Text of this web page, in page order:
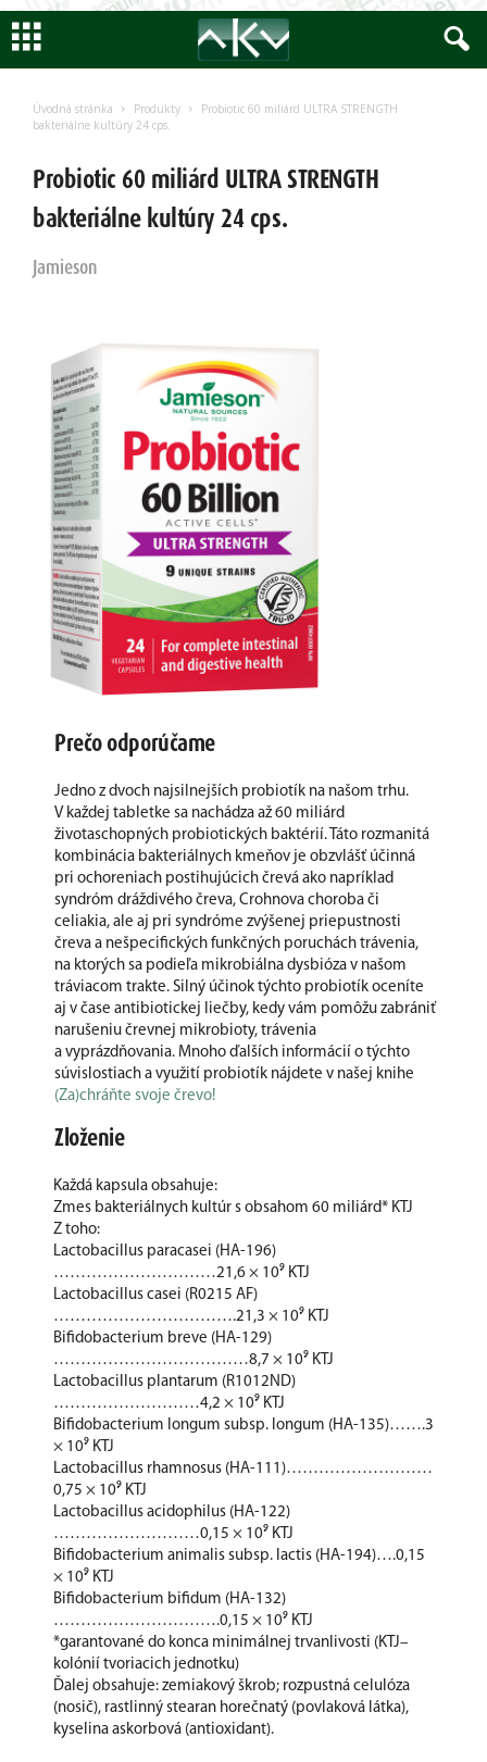
Encyklopedia
AKV
Úvodná stránka Produkty
Probiotic 60 miliárd ULTRA STRENGTH
bakteriálne kultúry 24 cps.
Probiotic 60 miliárd ULTRA STRENGTH
bakteriálne kultúry 24 cps.
Jamieson
Prečo odporúčame
Jedno z dvoch najsilnejších probiotík na našom trhu.
V každej tabletke sa nachádza až 60 miliárd
životaschopných probiotických baktérií. Táto rozmanitá
kombinácia bakteriálnych kmeňov je obzvlášť účinná
pri ochoreniach postihujúcich črevá ako napríklad
syndróm dráždivého čreva, Crohnova choroba či
celiakia, ale aj pri syndróme zvýšenej priepustnosti
čreva a nešpecifických funkčných poruchách trávenia,
na ktorých sa podieľa mikrobiálna dysbióza v našom
tráviacom trakte. Silný účinok týchto probiotík oceníte
aj v čase antibiotickej liečby, kedy vám pomôžu zabrániť
narušeniu črevnej mikrobioty, trávenia
a vyprázdňovania. Mnoho ďalších informácií o týchto
súvislostiach a využití probiotík nájdete v našej knihe
(Za)chráňte svoje črevo!
Zloženie
Každá kapsula obsahuje:
Zmes bakteriálnych kultúr s obsahom 60 miliárd* KTJ
Z toho:
Lactobacillus paracasei (HA-196)
…………………………21,6 × 10⁹ KTJ
Lactobacillus casei (R0215 AF)
…………………………….21,3 × 10⁹ KTJ
Bifidobacterium breve (HA-129)
………………………………8,7 × 10⁹ KTJ
Lactobacillus plantarum (R1012ND)
………………………4,2 × 10⁹ KTJ
Bifidobacterium longum subsp. longum (HA-135)…….3
× 10⁹ KTJ
Lactobacillus rhamnosus (HA-111)………………………
0,75 × 10⁹ KTJ
Lactobacillus acidophilus (HA-122)
………………………0,15 × 10⁹ KTJ
Bifidobacterium animalis subsp. lactis (HA-194)….0,15
× 10⁹ KTJ
Bifidobacterium bifidum (HA-132)
………………………….0,15 × 10⁹ KTJ
*garantované do konca minimálnej trvanlivosti (KTJ–
kolónií tvoriacich jednotku)
Ďalej obsahuje: zemiakový škrob; rozpustná celulóza
(nosič), rastlinný stearan horečnatý (povlaková látka),
kyselina askorbová (antioxidant).